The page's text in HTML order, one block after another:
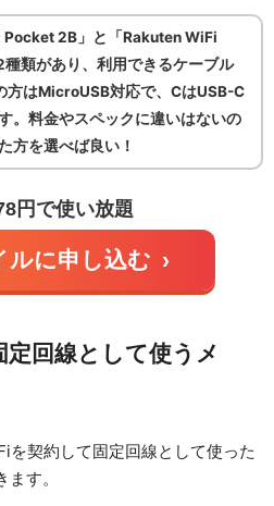
Pocket 2B」と「Rakuten WiFi
類があり、利用できるケーブル
方はMicroUSB対応で、CはUSB-C
。料金やスペックに違いはないの
方を選べば良い！
円で使い放題
ルに申し込む ›
回線として使うメ
を契約して固定回線として使った
す。